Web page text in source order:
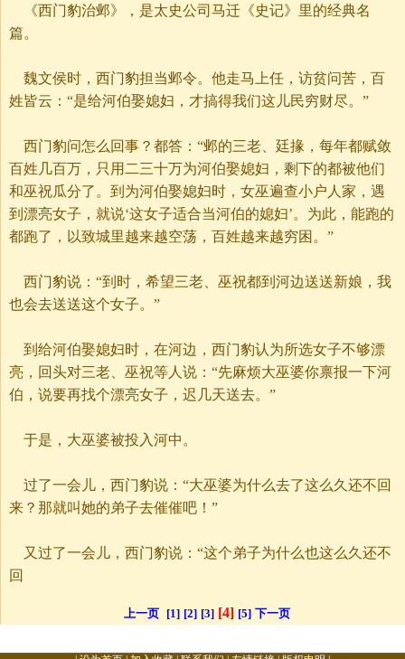
《西门豹治邺》，是太史公司马迁《史记》里的经典名
篇。
魏文侯时，西门豹担当邺令。他走马上任，访贫问苦，百
姓皆云：“是给河伯娶媳妇，才搞得我们这儿民穷财尽。”
西门豹问怎么回事？都答：“邺的三老、廷掾，每年都赋敛
百姓几百万，只用二三十万为河伯娶媳妇，剩下的都被他们
和巫祝瓜分了。到为河伯娶媳妇时，女巫遍查小户人家，遇
到漂亮女子，就说‘这女子适合当河伯的媳妇’。为此，能跑的
都跑了，以致城里越来越空荡，百姓越来越穷困。”
西门豹说：“到时，希望三老、巫祝都到河边送送新娘，我
也会去送送这个女子。”
到给河伯娶媳妇时，在河边，西门豹认为所选女子不够漂
亮，回头对三老、巫祝等人说：“先麻烦大巫婆你禀报一下河
伯，说要再找个漂亮女子，迟几天送去。”
于是，大巫婆被投入河中。
过了一会儿，西门豹说：“大巫婆为什么去了这么久还不回
来？那就叫她的弟子去催催吧！”
又过了一会儿，西门豹说：“这个弟子为什么也这么久还不
回
上一页 [1] [2] [3] [4] [5] 下一页